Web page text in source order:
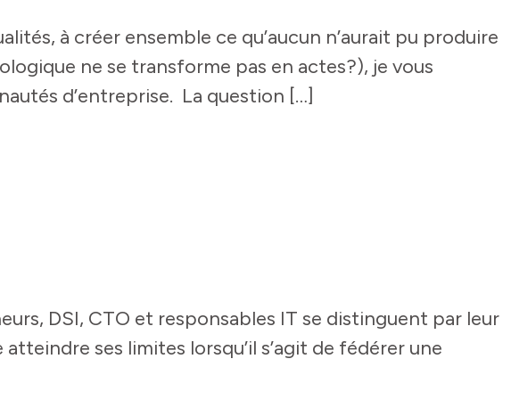
à créer ensemble ce qu’aucun n’aurait pu produire
ne se transforme pas en actes?), je vous
d’entreprise. La question […]
DSI, CTO et responsables IT se distinguent par leur
ses limites lorsqu’il s’agit de fédérer une